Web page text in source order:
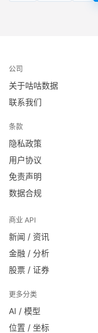
公司
关于咕咕数据
联系我们
条款
隐私政策
用户协议
免责声明
数据合规
商业 API
新闻 / 资讯
金融 / 分析
股票 / 证券
更多分类
AI / 模型
位置 / 坐标